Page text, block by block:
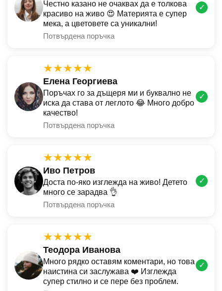
Честно казано не очаквах да е толкова
красиво на живо 😍 Материята е супер
мека, а цветовете са уникални!
Потвърдена поръчка
✓
★★★★★
Елена Георгиева
Поръчах го за дъщеря ми и буквално не
иска да става от леглото 😂 Много добро
качество!
Потвърдена поръчка
✓
★★★★★
Иво Петров
Доста по-яко изглежда на живо! Детето
много се зарадва 👌
Потвърдена поръчка
✓
★★★★★
Теодора Иванова
Много рядко оставям коментари, но това
наистина си заслужава ❤️ Изглежда
супер стилно и се пере без проблем.
✓